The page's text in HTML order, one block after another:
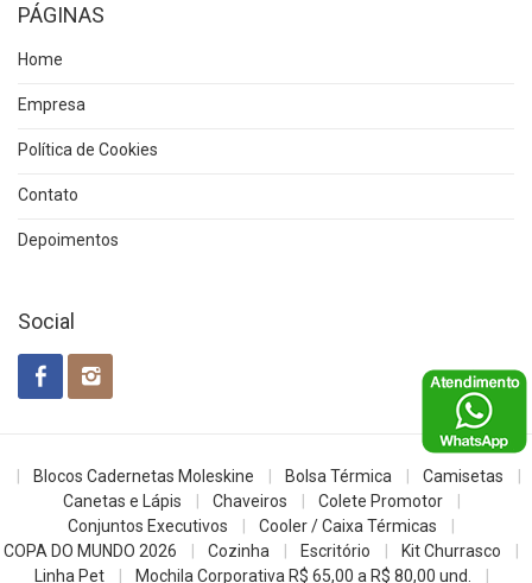
PÁGINAS
Home
Empresa
Política de Cookies
Contato
Depoimentos
Social
Blocos Cadernetas Moleskine Bolsa Térmica
Camisetas
Canetas e Lápis
Chaveiros
Colete Promotor
Conjuntos Executivos
Cooler / Caixa Térmicas
COPA DO MUNDO 2026
Cozinha Escritório
Kit Churrasco
Linha Pet
Mochila Corporativa R$ 65,00 a R$ 80,00 und.